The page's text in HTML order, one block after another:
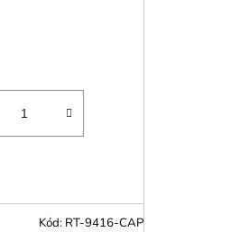
Kód: RT-9416-CAP